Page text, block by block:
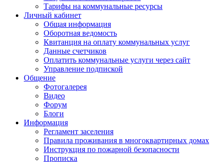
Тарифы на коммунальные ресурсы
Личный кабинет
Общая информация
Оборотная ведомость
Квитанция на оплату коммунальных услуг
Данные счетчиков
Оплатить коммунальные услуги через сайт
Управление подпиской
Общение
Фотогалерея
Видео
Форум
Блоги
Информация
Регламент заселения
Правила проживания в многоквартирных домах
Инструкция по пожарной безопасности
Прописка